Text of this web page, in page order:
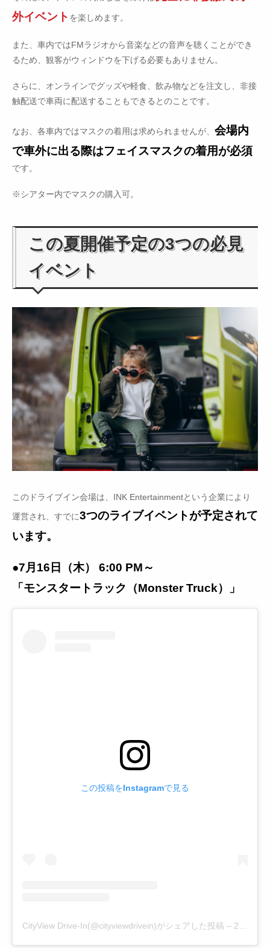
外イベント を楽しめます。
また、車内ではFMラジオから音楽などの音声を聴くことができ
るため、観客がウィンドウを下げる必要もありません。
さらに、オンラインでグッズや軽食、飲み物などを注文し、非接
触配送で車両に配送することもできるとのことです。
なお、各車内ではマスクの着用は求められませんが、 会場内
で車外に出る際はフェイスマスクの着用が必須
です。
※シアター内でマスクの購入可。
この夏開催予定の3つの必見
イベント
このドライブイン会場は、INK Entertainmentという企業により
運営され、すでに3つのライブイベントが予定されて
います。
●7月16日（木） 6:00 PM～
「モンスタートラック（Monster Truck）」
この投稿をInstagramで見る
CityView Drive-In(@cityviewdrivein)がシェアした投稿 – 2020年 6月月30日午前5時00分PDT